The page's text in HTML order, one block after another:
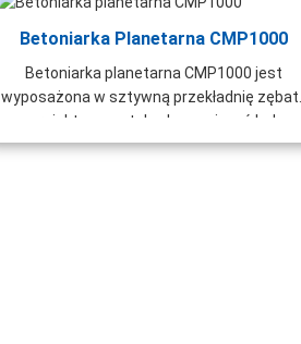
Betoniarka Planetarna CMP1000
Betoniarka planetarna CMP1000 jest
wyposażona w sztywną przekładnię zębatą
zaprojektowaną tak, aby wyciszyć hałas.